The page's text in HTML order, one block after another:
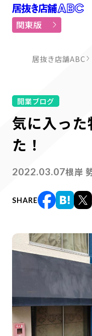
居抜き
関東版
居抜き店舗ABC
開業ブログ
気に入っ
た！
2022.03.07根岸
SHARE